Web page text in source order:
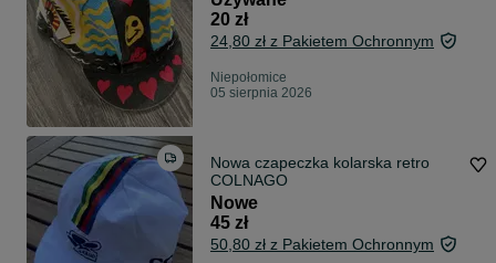
20 zł
24,80 zł z Pakietem Ochronnym
Niepołomice
05 sierpnia 2026
Nowa czapeczka kolarska retro
COLNAGO
Nowe
45 zł
50,80 zł z Pakietem Ochronnym